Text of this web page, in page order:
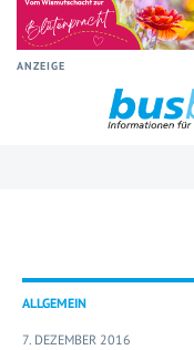
ANZEIGE
ALLGEMEIN
7. DEZEMBER 2016